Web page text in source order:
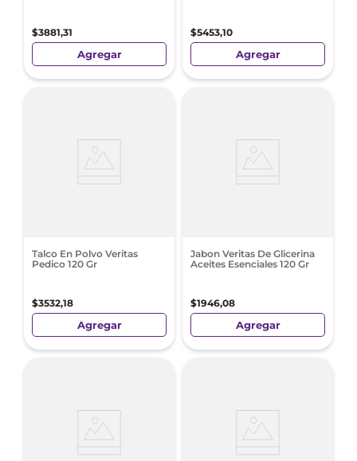
$3881,31
Agregar
$5453,10
Agregar
Talco En Polvo Veritas
Pedico 120 Gr
$3532,18
Agregar
Jabon Veritas De Glicerina
Aceites Esenciales 120 Gr
$1946,08
Agregar